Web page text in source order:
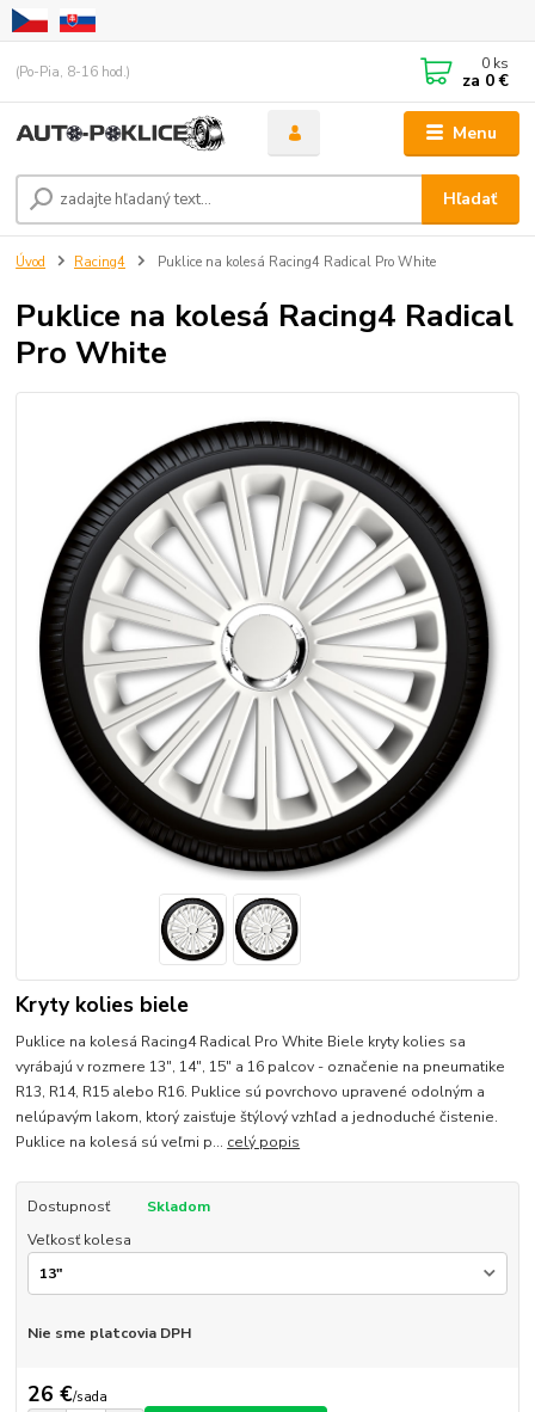
Menu
Hľadať
(Po-Pia, 8-16 hod.) 0 ks
za 0 €
Úvod Racing4 Puklice na kolesá Racing4 Radical Pro White
Puklice na kolesá Racing4 Radical
Pro White
Kryty kolies biele
Puklice na kolesá Racing4 Radical Pro White Biele kryty kolies sa
vyrábajú v rozmere 13", 14", 15" a 16 palcov - označenie na pneumatike
R13, R14, R15 alebo R16. Puklice sú povrchovo upravené odolným a
nelúpavým lakom, ktorý zaisťuje štýlový vzhľad a jednoduché čistenie.
Puklice na kolesá sú veľmi p... celý popis
Dostupnosť
Skladom
Veľkosť kolesa
Nie sme platcovia DPH
26 €/sada